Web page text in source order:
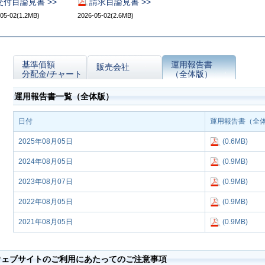
02(1.2MB) 2026-05-02(2.6MB)
基準価額
分配金/チャート
販売会社
運用報告書
（全体版）
運用報告書一覧（全体版）
日付 運用報告書（全
2025年08月05日 (0.6MB)
2024年08月05日 (0.9MB)
2023年08月07日 (0.9MB)
2022年08月05日 (0.9MB)
2021年08月05日 (0.9MB)
ブサイトのご利用にあたってのご注意事項